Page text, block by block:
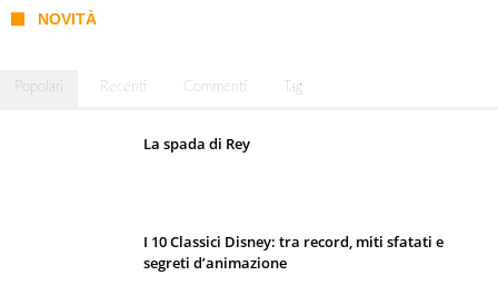
NOVITÀ
Popolari Recenti Commenti Tag
La spada di Rey
I 10 Classici Disney: tra record, miti sfatati e
segreti d’animazione